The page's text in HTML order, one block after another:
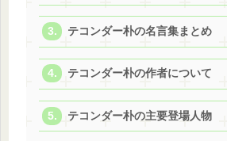
テコンダー朴の名言集まとめ
テコンダー朴の作者について
テコンダー朴の主要登場人物